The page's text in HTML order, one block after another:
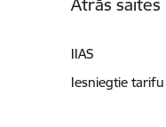
Ātrās saites
IIAS
Iesniegtie